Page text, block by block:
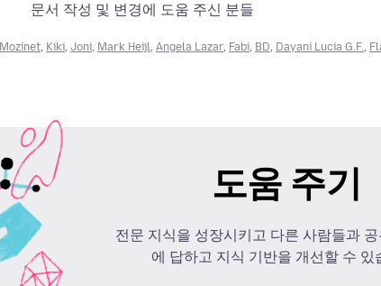
문서 작성 및 변경에 도움 주신 분들
Mozinet, Kiki, Joni, Mark Heijl, Angela Lazar, Fabi, BD, Dayani Lucia G.F.,
도움 주기
전문 지식을 성장시키고 다른 사람들과
에 답하고 지식 기반을 개선할 수 있